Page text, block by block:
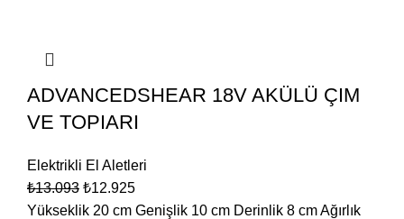
ADVANCEDSHEAR 18V AKÜLÜ ÇIM
VE TOPIARI
Elektrikli El Aletleri
₺13.093 ₺12.925
Yükseklik 20 cm Genişlik 10 cm Derinlik 8 cm Ağırlık